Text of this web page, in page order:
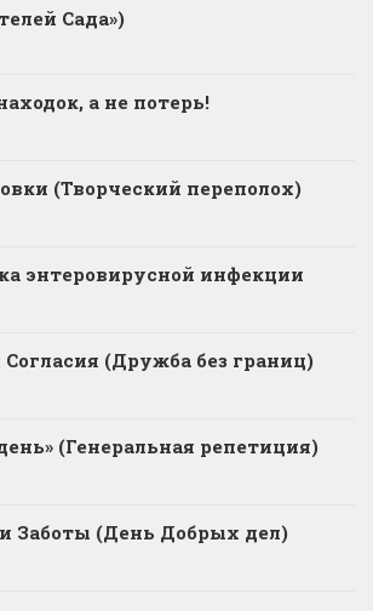
Сада»)
а не потерь!
(Творческий переполох)
энтеровирусной инфекции
(Дружба без границ)
(Генеральная репетиция)
Заботы (День Добрых дел)